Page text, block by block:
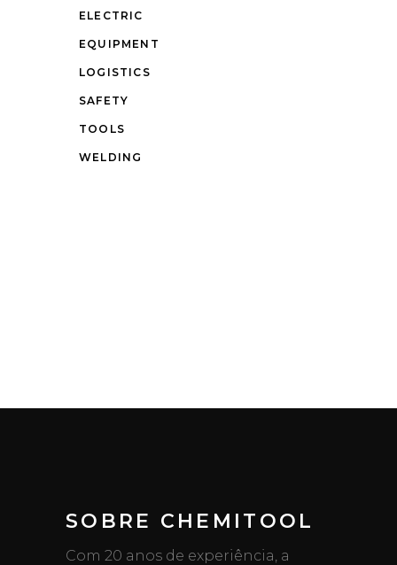
ELECTRIC
EQUIPMENT
LOGISTICS
SAFETY
TOOLS
WELDING
SOBRE CHEMITOOL
Com 20 anos de experiência, a